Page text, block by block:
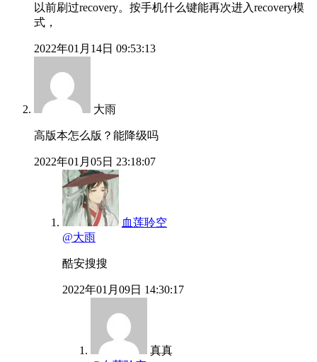
以前刷过recovery。按手机什么键能再次进入recovery模
式，
2022年01月14日 09:53:13
大雨
高版本怎么版？能降级吗
2022年01月05日 23:18:07
血莲聆空
@大雨
酷安搜搜
2022年01月09日 14:30:17
真真